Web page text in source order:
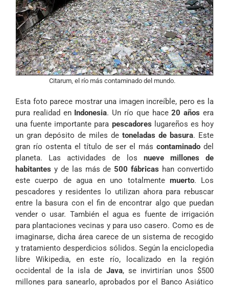
Citarum, el río más contaminado del mundo.
Esta foto parece mostrar una imagen increíble, pero es la
pura realidad en Indonesia. Un río que hace20 años era
una fuente importante para pescadores lugareños es hoy
un gran depósito de miles de toneladas de basura. Este
gran río ostenta el título de ser el máscontaminado del
planeta. Las actividades de los nueve millones de
habitantes y de las más de500 fábricas han convertido
este cuerpo de agua en uno totalmente muerto. Los
pescadores y residentes lo utilizan ahora para rebuscar
entre la basura con el fin de encontrar algo que puedan
vender o usar. También el agua es fuente de irrigación
para plantaciones vecinas y para uso casero. Como es de
imaginarse, dicha área carece de un sistema de recogido
y tratamiento desperdicios sólidos. Según la enciclopedia
libre Wikipedia, en este río, localizado en la región
occidental de la isla de Java, se invirtirían unos $500
millones para sanearlo, aprobados por el Banco Asiático